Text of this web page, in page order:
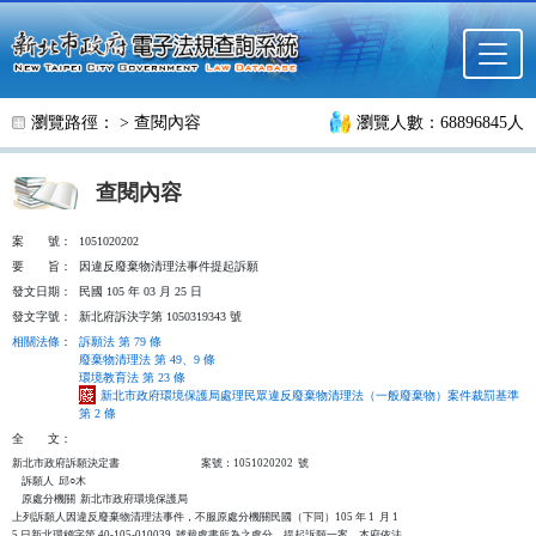
跳至主要內容
瀏覽路徑： > 查閱內容 瀏覽人數：68896845人
查閱內容
案 號：
1051020202
要
旨：
因違反廢棄物清理法事件提起訴願
發文日期：
民國 105 年 03 月 25 日
發文字號：
新北府訴決字第 1050319343 號
相關法條 ：
訴願法 第 79 條
廢棄物清理法 第 49、9 條
環境教育法 第 23 條
新北市政府環境保護局處理民眾違反廢棄物清理法（一般廢棄物）案件裁罰基準
第 2 條
全
文：
新北市政府訴願決定書                                  案號：1051020202  號
    訴願人  邱○木
    原處分機關  新北市政府環境保護局
上列訴願人因違反廢棄物清理法事件，不服原處分機關民國（下同）105 年 1  月 1